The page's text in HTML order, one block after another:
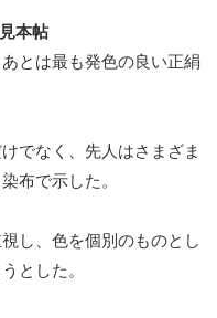
本帖
とは最も発色の良い正絹
でなく、先人はさまざま
布で示した。
し、色を個別のものとし
とした。